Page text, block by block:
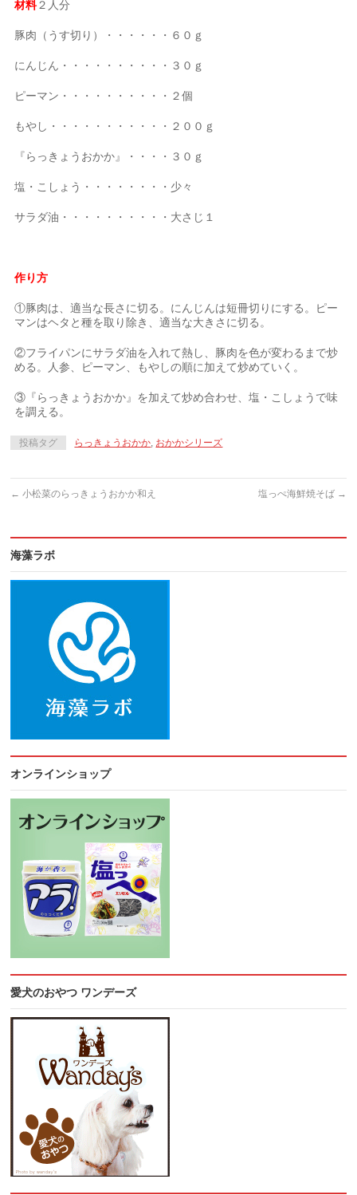
材料２人分
豚肉（うす切り）・・・・・・６０ｇ
にんじん・・・・・・・・・・３０ｇ
ピーマン・・・・・・・・・・２個
もやし・・・・・・・・・・・２００ｇ
『らっきょうおかか』・・・・３０ｇ
塩・こしょう・・・・・・・・少々
サラダ油・・・・・・・・・・大さじ１
作り方
①豚肉は、適当な長さに切る。にんじんは短冊切りにする。ピー
マンはヘタと種を取り除き、適当な大きさに切る。
②フライパンにサラダ油を入れて熱し、豚肉を色が変わるまで炒
める。人参、ピーマン、もやしの順に加えて炒めていく。
③『らっきょうおかか』を加えて炒め合わせ、塩・こしょうで味
を調える。
投稿タグ らっきょうおかか, おかかシリーズ
← 小松菜のらっきょうおかか和え 塩っぺ海鮮焼そば →
海藻ラボ
オンラインショップ
愛犬のおやつ ワンデーズ